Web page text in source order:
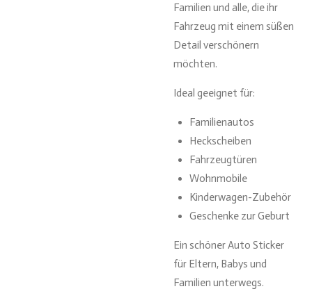
Familien und alle, die ihr
Fahrzeug mit einem süßen
Detail verschönern
möchten.
Ideal geeignet für:
Familienautos
Heckscheiben
Fahrzeugtüren
Wohnmobile
Kinderwagen-Zubehör
Geschenke zur Geburt
Ein schöner Auto Sticker
für Eltern, Babys und
Familien unterwegs.